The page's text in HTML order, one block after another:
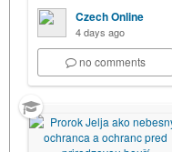
Czech Online
4 days ago
no comments